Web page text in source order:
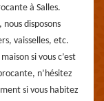
à Salles.
disposons
vaisselles, etc.
si vous c’est
n’hésitez
si vous habitez